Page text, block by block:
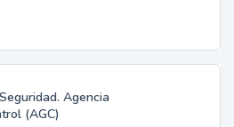
Agencia
(AGC)